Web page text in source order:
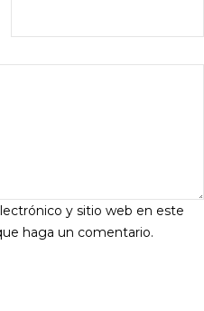
y sitio web en este
haga un comentario.